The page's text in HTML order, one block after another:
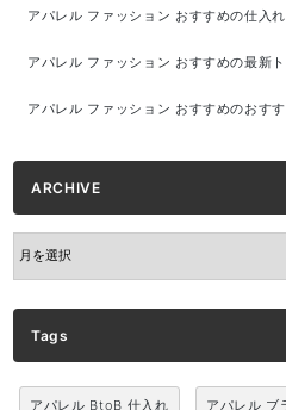
アパレル ファッション おすすめの仕入
アパレル ファッション おすすめの最新
アパレル ファッション おすすめのおす
ARCHIVE
ARCHIVE
Tags
アパレル BtoB 仕入れ アパレル ブ